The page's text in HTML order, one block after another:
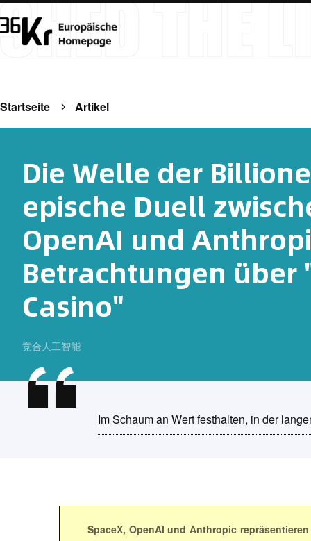
Startseite Artikel
Die Welle der
epische Duell
OpenAI und
Betrachtungen über
Casino"
竞合人工智能
Im Schaum an Wert festhalten, in der
SpaceX, OpenAI und Anthropic